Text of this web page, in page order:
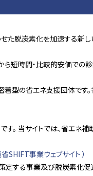
た脱炭素化を加速する新
短時間・比較的安価での診
型の省エネ支援団体です
。 当サイトでは、省エネ
SHIFT事業ウェブサイト ）
する事業及び脱炭素化促